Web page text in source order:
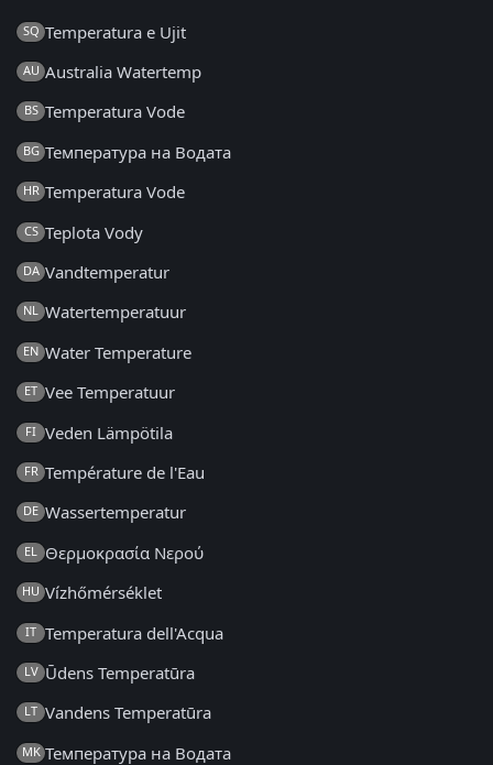
SQ Temperatura e Ujit
AU Australia Watertemp
BS Temperatura Vode
BG Температура на Водата
HR Temperatura Vode
CS Teplota Vody
DA Vandtemperatur
NL Watertemperatuur
EN Water Temperature
ET Vee Temperatuur
FI Veden Lämpötila
FR Température de l'Eau
DE Wassertemperatur
EL Θερμοκρασία Νερού
HU Vízhőmérséklet
IT Temperatura dell'Acqua
LV Ūdens Temperatūra
LT Vandens Temperatūra
MK Температура на Водата